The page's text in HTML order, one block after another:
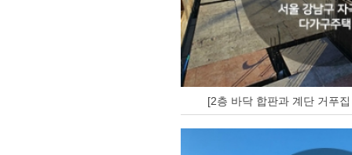
[2층 바닥 합판과 계단 거푸